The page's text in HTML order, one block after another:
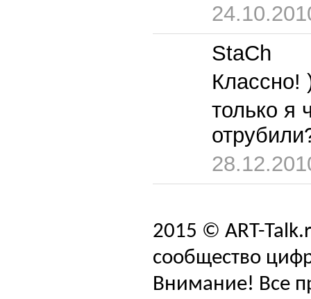
StaCh
Классно!
только я
2015 © ART-
сообщество
Внимание! Все